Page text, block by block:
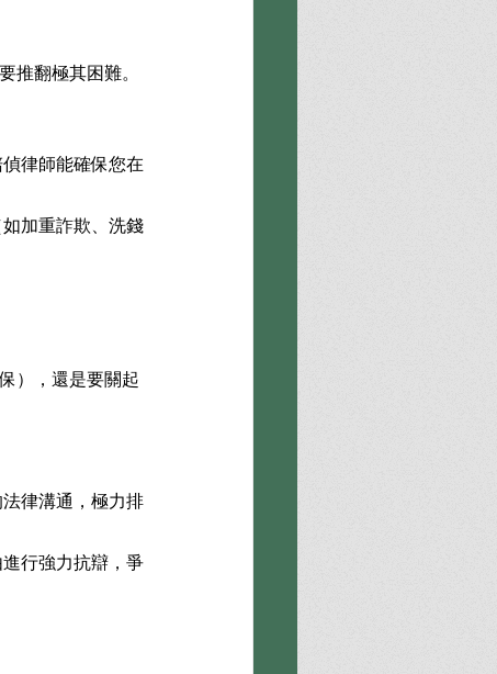
推翻極其困難。
律師能確保您在
加重詐欺、洗錢
），還是要關起
律溝通，極力排
行強力抗辯，爭